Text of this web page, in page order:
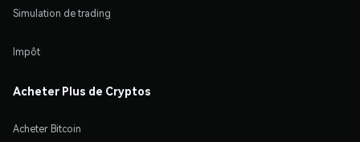
Simulation de trading
Impôt
Acheter Plus de Cryptos
Acheter Bitcoin